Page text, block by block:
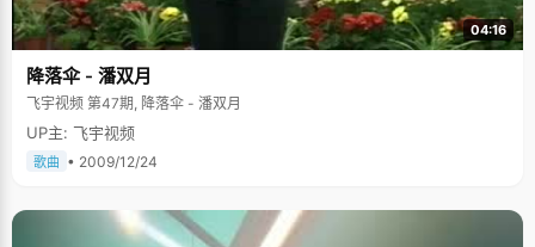
04:16
降落伞 - 潘双月
飞宇视频 第47期, 降落伞 - 潘双月
UP主: 飞宇视频
歌曲 • 2009/12/24